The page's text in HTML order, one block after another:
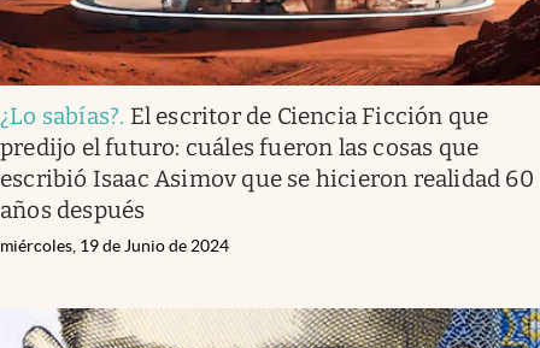
¿Lo sabías?. El escritor de Ciencia Ficción que
predijo el futuro: cuáles fueron las cosas que
escribió Isaac Asimov que se hicieron realidad 60
años después
miércoles, 19 de Junio de 2024